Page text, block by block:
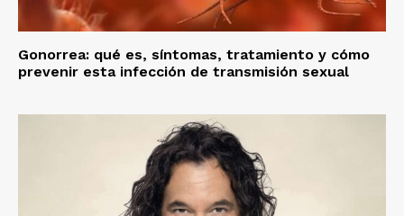
Gonorrea: qué es, síntomas, tratamiento y cómo
prevenir esta infección de transmisión sexual